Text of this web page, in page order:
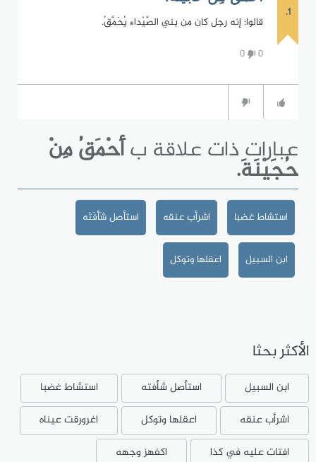
1.
قالوا: إنه رجل كان من بني الصَّيْداء يُحَمَّقُ.
0
0
عبارات ذات علاقة بأَحْمَقُ مِنْ
حُجَيْنَةَ.
استشاط غضبا اشرأب عنقه استأصل شَأْفَتَه
ابن السبيل اعقلها وتوكل
الأكثر بحثا
ابن السبيل استأصل شأفته
استشاط غضبا
اشرأب عنقه
اعقلها وتوكل
اغرورقت عيناه
افتات عليه في كذا
اكفهز وجهه